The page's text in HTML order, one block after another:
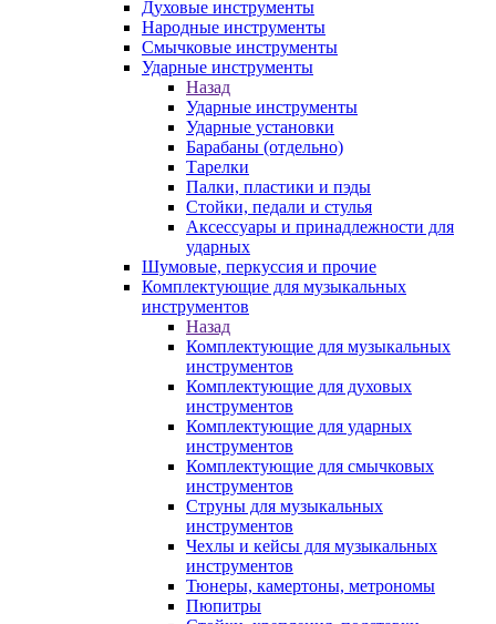
Духовые инструменты
Народные инструменты
Смычковые инструменты
Ударные инструменты
Назад
Ударные инструменты
Ударные установки
Барабаны (отдельно)
Тарелки
Палки, пластики и пэды
Стойки, педали и стулья
Аксессуары и принадлежности для
ударных
Шумовые, перкуссия и прочие
Комплектующие для музыкальных
инструментов
Назад
Комплектующие для музыкальных
инструментов
Комплектующие для духовых
инструментов
Комплектующие для ударных
инструментов
Комплектующие для смычковых
инструментов
Струны для музыкальных
инструментов
Чехлы и кейсы для музыкальных
инструментов
Тюнеры, камертоны, метрономы
Пюпитры